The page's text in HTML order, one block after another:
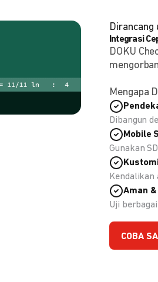
Dirancang
Integrasi
DOKU
Mengapa
Dibangun
Mobile
Gunakan
Kendalikan
Aman
Uji
COBA